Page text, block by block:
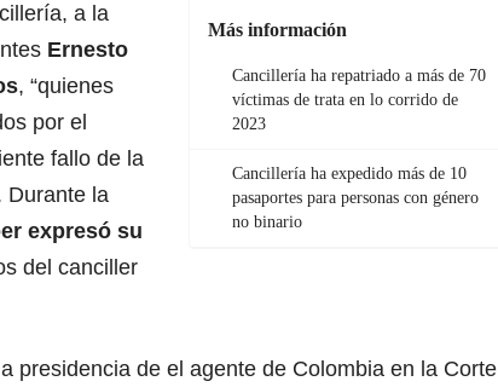
Más información
Cancillería ha repatriado a más de 70
víctimas de trata en lo corrido de
2023
Cancillería ha expedido más de 10
pasaportes para personas con género
no binario
a la
Ernesto
, “quienes
por el
fallo de la
Durante la
expresó su
del canciller
presidencia de el agente de Colombia en la Corte